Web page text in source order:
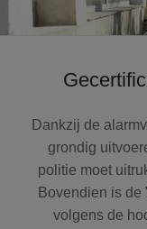
Dankzij de
grondig
politie moet
Bovendien is de
volgens de